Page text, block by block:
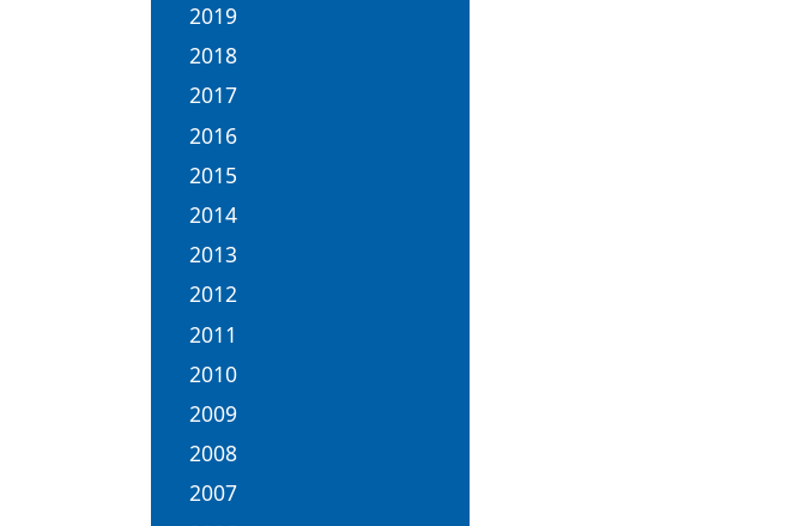
2019
2018
2017
2016
2015
2014
2013
2012
2011
2010
2009
2008
2007